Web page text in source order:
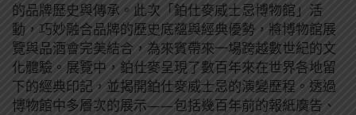
的品牌歷史與傳承。此次「鉑仕麥威士忌博物館」活
動，巧妙融合品牌的歷史底蘊與經典優勢，將博物館展
覽與品酒會完美結合，為來賓帶來一場跨越數世紀的文
化體驗。展覽中，鉑仕麥呈現了數百年來在世界各地留
下的經典印記，並揭開鉑仕麥威士忌的演變歷程。透過
博物館中多層次的展示——包括幾百年前的報紙廣告、